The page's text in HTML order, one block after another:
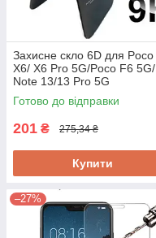
Захисне скло 6D для Poco
X6/ X6 Pro 5G/Poco F6 5G/
Note 13/13 Pro 5G
Готово до відправки
201 ₴ 275,34 ₴
Купити
–27%